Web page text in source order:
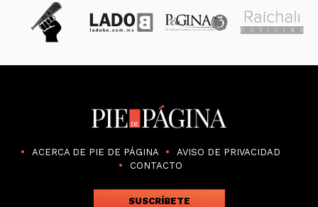
ACERCA DE PIE DE PÁGINA
AVISO DE PRIVACIDAD
CONTACTO
SUSCRÍBETE